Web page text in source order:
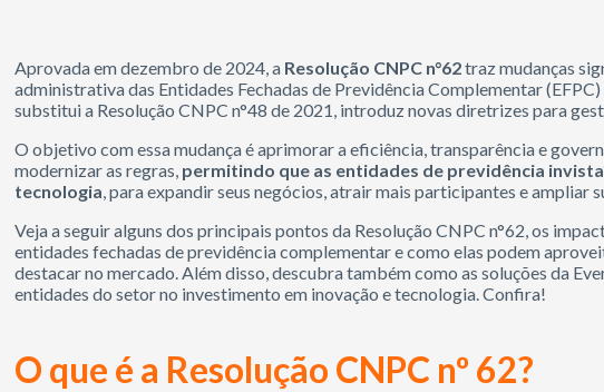
Aprovada em dezembro de 2024, a Resolução CNPC n°62traz mudanças
administrativa das Entidades Fechadas de Previdência Complementar
substitui a Resolução CNPC n°48 de 2021, introduz novas diretrizes para
O objetivo com essa mudança é aprimorar a eficiência, transparência e
modernizar as regras, permitindo que as entidades de previdência
tecnologia, para expandir seus negócios, atrair mais participantes e ampliar
Veja a seguir alguns dos principais pontos da Resolução CNPC n°62, os
entidades fechadas de previdência complementar e como elas podem
destacar no mercado. Além disso, descubra também como as soluções da
entidades do setor no investimento em inovação e tecnologia. Confira!
O que é a Resolução CNPC nº 62?